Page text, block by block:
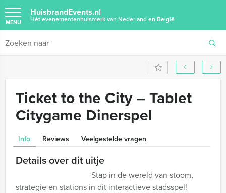
HuisbrandEvents.nl
Hét evenementenhuismerk van Nederland en België
MENU
Ticket to the City – Tablet
Citygame Dinerspel
Info Reviews Veelgestelde vragen
Details over dit uitje
Stap in de wereld van stoom,
strategie en stations in dit interactieve stadsspel!